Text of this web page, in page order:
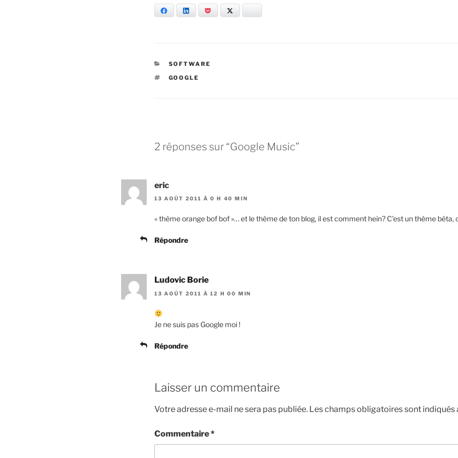
Facebook LinkedIn Pocket
CATÉGORIES
SOFTWARE
ÉTIQUETTES
GOOGLE
2 réponses sur “Google Music”
eric
13 AOÛT 2011 À 0 H 40 MIN
« thème orange bof bof »… et le thème de ton blog, il est comment hein? C’est un thème béta,
Répondre
Ludovic Borie
13 AOÛT 2011 À 12 H 00 MIN
Je ne suis pas Google moi !
Répondre
Laisser un commentaire
Votre adresse e-mail ne sera pas publiée. Les champs obligatoires sont indiqués
Commentaire*